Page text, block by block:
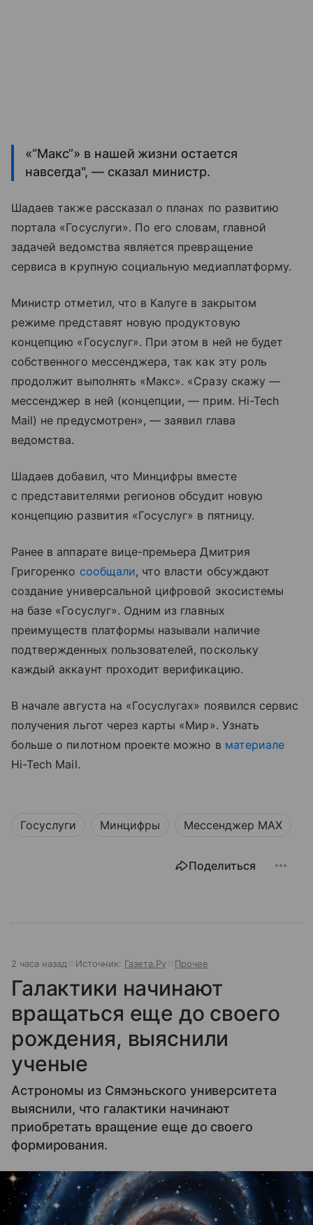
«“Макс”» в нашей жизни остается
навсегда", — сказал министр.
Шадаев также рассказал о планах по развитию
портала «Госуслуги». По его словам, главной
задачей ведомства является превращение
сервиса в крупную социальную медиаплатформу.
Министр отметил, что в Калуге в закрытом
режиме представят новую продуктовую
концепцию «Госуслуг». При этом в ней не будет
собственного мессенджера, так как эту роль
продолжит выполнять «Макс». «Сразу скажу —
мессенджер в ней (концепции, — прим. Hi-Tech
Mail) не предусмотрен», — заявил глава
ведомства.
Шадаев добавил, что Минцифры вместе
с представителями регионов обсудит новую
концепцию развития «Госуслуг» в пятницу.
Ранее в аппарате вице-премьера Дмитрия
Григоренко сообщали, что власти обсуждают
создание универсальной цифровой экосистемы
на базе «Госуслуг». Одним из главных
преимуществ платформы называли наличие
подтвержденных пользователей, поскольку
каждый аккаунт проходит верификацию.
В начале августа на «Госуслугах» появился сервис
получения льгот через карты «Мир». Узнать
больше о пилотном проекте можно в материале
Hi-Tech Mail.
Госуслуги Минцифры Мессенджер MAX
Поделиться
2 часа назад Источник: Газета.Ру Прочее
Галактики начинают
вращаться еще до своего
рождения, выяснили
ученые
Астрономы из Сямэньского университета
выяснили, что галактики начинают
приобретать вращение еще до своего
формирования.